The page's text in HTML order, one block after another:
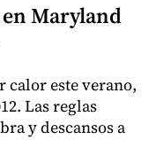
Maryland
este verano,
Las reglas
y descansos a